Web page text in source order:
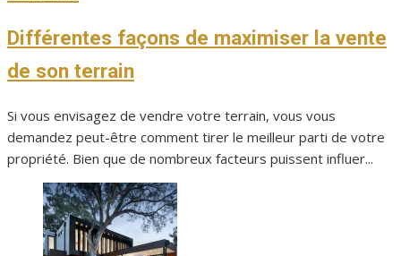
Différentes façons de maximiser la vente
de son terrain
Si vous envisagez de vendre votre terrain, vous vous
demandez peut-être comment tirer le meilleur parti de votre
propriété. Bien que de nombreux facteurs puissent influer...